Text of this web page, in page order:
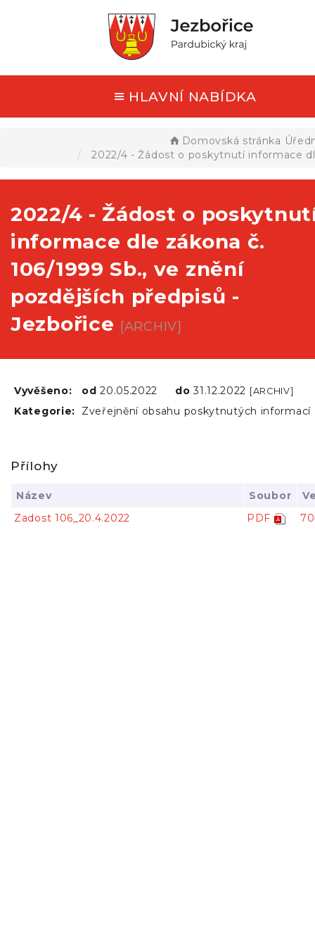
HLAVNÍ NABÍDKA
Domovská stránka
2022/4 - Žádost o poskytnutí informace
2022/4 - Žádost o
informace dle zákona č.
106/1999 Sb., ve znění
pozdějších předpisů -
Jezbořice [ARCHIV]
Vyvěšeno: od20.05.2022 do31.12.2022 [ARCHIV]
Kategorie: Zveřejnění obsahu poskytnutých informací
Přílohy
Název Soubor
Zadost 106_20.4.2022
PDF